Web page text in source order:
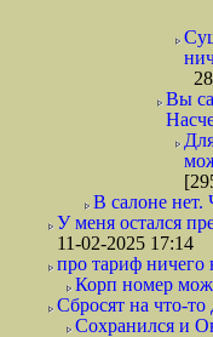
Вы
В салоне нет.
У меня остался
11-02-2025 17:14
про тариф ничего
Корп номер
Сбросят на что-
Сохранился и